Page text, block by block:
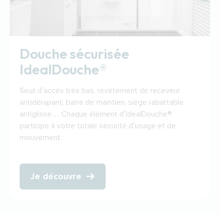
Douche sécurisée
IdealDouche®
Seuil d’accès très bas, revêtement de receveur
antidérapant, barre de maintien, siège rabattable
antiglisse… Chaque élément d’IdealDouche®
participe à votre totale sécurité d’usage et de
mouvement.
Je découvre